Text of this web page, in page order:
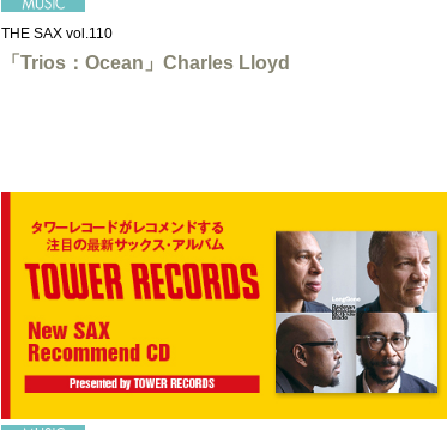
THE SAX vol.110
「Trios：Ocean」Charles Lloyd